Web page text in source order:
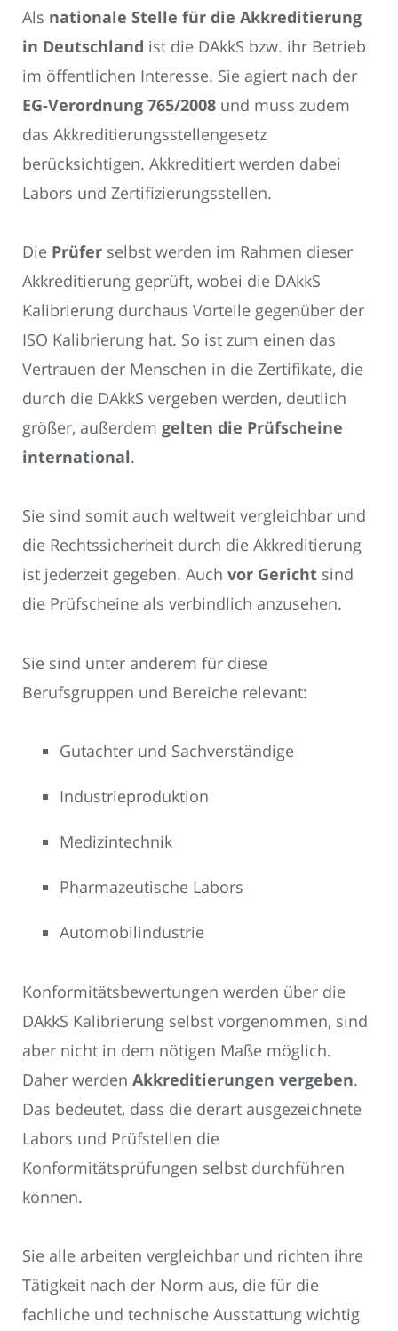
Als nationale Stelle für die Akkreditierung
in Deutschland ist die DAkkS bzw. ihr Betrieb
im öffentlichen Interesse. Sie agiert nach der
EG-Verordnung 765/2008 und muss zudem
das Akkreditierungsstellengesetz
berücksichtigen. Akkreditiert werden dabei
Labors und Zertifizierungsstellen.
Die Prüfer selbst werden im Rahmen dieser
Akkreditierung geprüft, wobei die DAkkS
Kalibrierung durchaus Vorteile gegenüber der
ISO Kalibrierung hat. So ist zum einen das
Vertrauen der Menschen in die Zertifikate, die
durch die DAkkS vergeben werden, deutlich
größer, außerdem gelten die Prüfscheine
international.
Sie sind somit auch weltweit vergleichbar und
die Rechtssicherheit durch die Akkreditierung
ist jederzeit gegeben. Auch vor Gericht sind
die Prüfscheine als verbindlich anzusehen.
Sie sind unter anderem für diese
Berufsgruppen und Bereiche relevant:
Gutachter und Sachverständige
Industrieproduktion
Medizintechnik
Pharmazeutische Labors
Automobilindustrie
Konformitätsbewertungen werden über die
DAkkS Kalibrierung selbst vorgenommen, sind
aber nicht in dem nötigen Maße möglich.
Daher werden Akkreditierungen vergeben.
Das bedeutet, dass die derart ausgezeichnete
Labors und Prüfstellen die
Konformitätsprüfungen selbst durchführen
können.
Sie alle arbeiten vergleichbar und richten ihre
Tätigkeit nach der Norm aus, die für die
fachliche und technische Ausstattung wichtig